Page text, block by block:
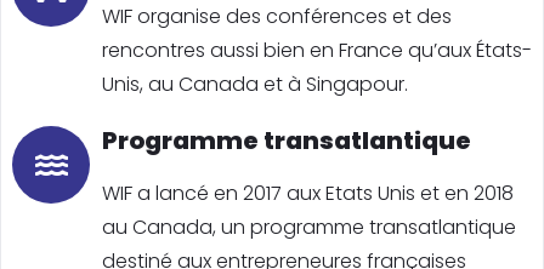
WIF organise des conférences et des
rencontres aussi bien en France qu’aux États-
Unis, au Canada et à Singapour.
Programme transatlantique
WIF a lancé en 2017 aux Etats Unis et en 2018
au Canada, un programme transatlantique
destiné aux entrepreneures françaises